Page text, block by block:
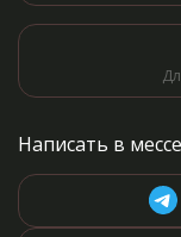
Написать в